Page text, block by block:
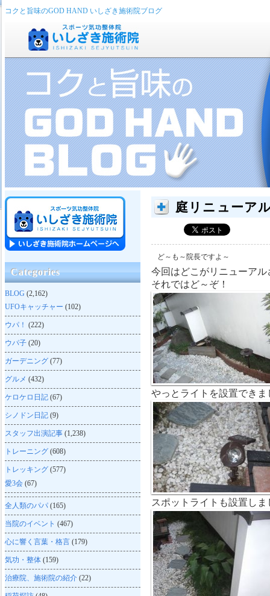
コクと旨味のGOD HAND いしざき施術院ブログ
庭リニューア
ど～も～院長ですよ～
今回はどこがリニューア
それではど～ぞ！
やっとライトを設置できま
スポットライトも設置しま
Categories
BLOG (2,162)
UFOキャッチャー (102)
ウパ！ (222)
ウパ子 (20)
ガーデニング (77)
グルメ (432)
ケロケロ日記 (67)
シノドン日記 (9)
スタッフ出演記事 (1,238)
トレーニング (608)
トレッキング (577)
愛3会 (67)
全人類のパパ (165)
当院のイベント (467)
心に響く言葉・格言 (179)
気功・整体 (159)
治療院、施術院の紹介 (22)